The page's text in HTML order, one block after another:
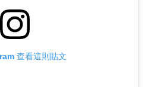
查看這則貼文